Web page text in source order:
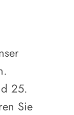
25.
Sie